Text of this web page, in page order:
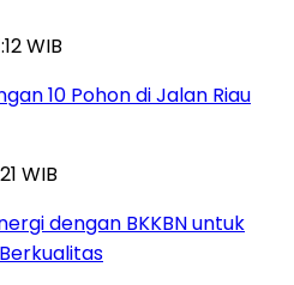
WIB
10 Pohon di Jalan Riau
WIB
dengan BKKBN untuk